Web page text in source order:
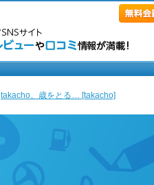
takacho、歳をとる… [takacho]